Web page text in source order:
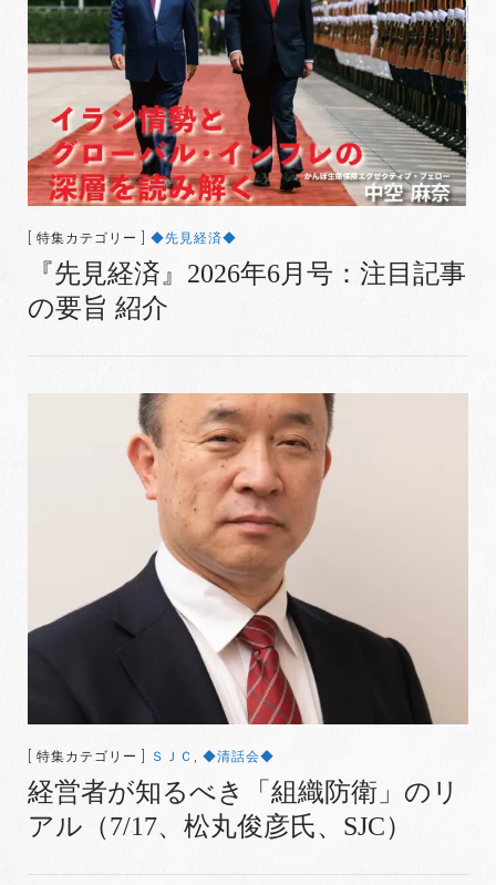
[ 特集カテゴリー ] ◆先見経済◆
『先見経済』2026年6月号：注目記事
の要旨 紹介
[ 特集カテゴリー ] ＳＪＣ , ◆清話会◆
経営者が知るべき「組織防衛」のリ
アル（7/17、松丸俊彦氏、SJC）